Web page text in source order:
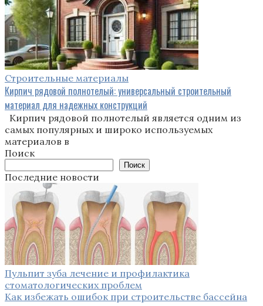
Строительные материалы
Кирпич рядовой полнотелый: универсальный строительный
материал для надежных конструкций
Кирпич рядовой полнотелый является одним из
самых популярных и широко используемых
материалов в
Поиск
Поиск
Последние новости
Пульпит зуба лечение и профилактика
стоматологических проблем
Как избежать ошибок при строительстве бассейна